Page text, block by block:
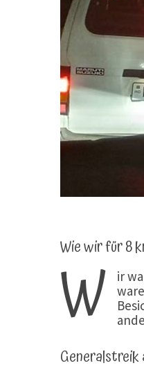
Wie wir für 8
W
ir